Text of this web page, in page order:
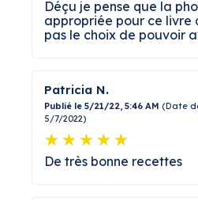
Déçu je pense que la
appropriée pour ce livre
pas le choix de pouvoir
Patricia N.
Publié le 5/21/22, 5:46 AM (Date
5/7/2022)
De très bonne recettes